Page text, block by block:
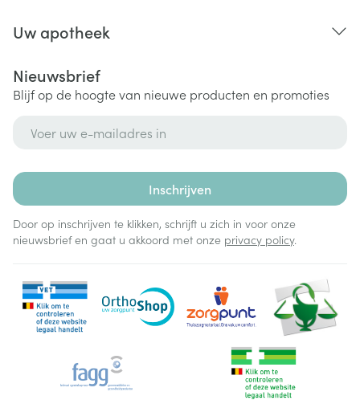
Uw apotheek
Nieuwsbrief
Blijf op de hoogte van nieuwe producten en promoties
Inschrijven
Door op inschrijven te klikken, schrijft u zich in voor onze
nieuwsbrief en gaat u akkoord met onze privacy policy.